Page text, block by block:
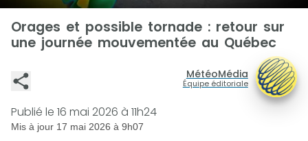
Orages et possible tornade : retour sur
une journée mouvementée au Québec
MétéoMédia
Équipe éditoriale
Publié le 16 mai 2026 à 11h24
Mis à jour 17 mai 2026 à 9h07